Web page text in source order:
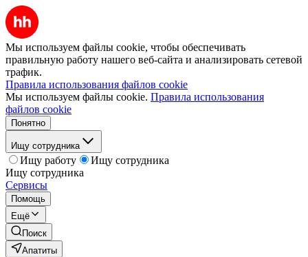
Мы используем файлы cookie, чтобы обеспечивать
правильную работу нашего веб-сайта и анализировать сетевой
трафик.
Правила использования файлов cookie
Мы используем файлы cookie. Правила использования
файлов cookie
Понятно
Ищу сотрудника
Ищу работу
Ищу сотрудника
Ищу сотрудника
Сервисы
Помощь
Ещё
Поиск
Апатиты